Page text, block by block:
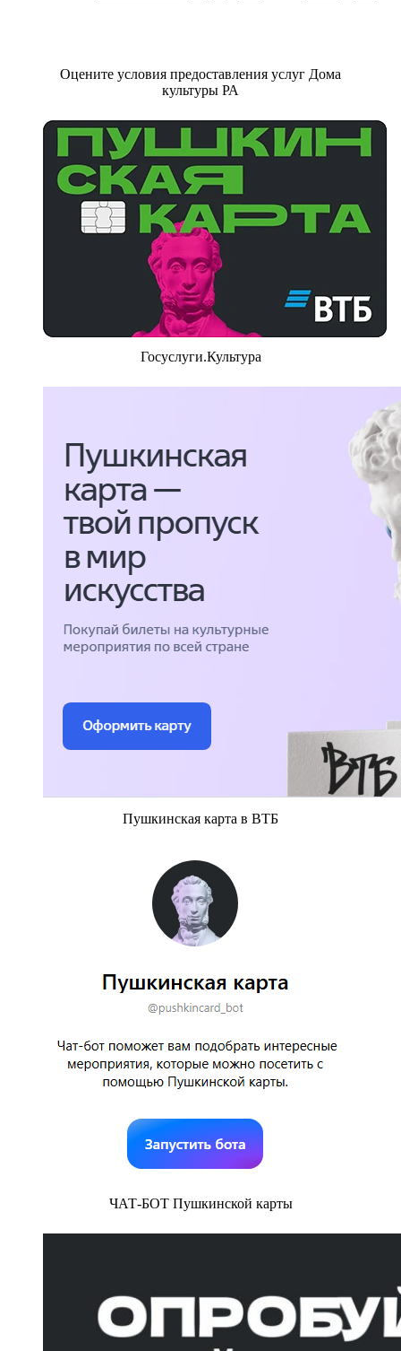
Оцените условия предоставления услуг Дома
культуры РА
Госуслуги.Культура
Пушкинская карта в ВТБ
ЧАТ-БОТ Пушкинской карты